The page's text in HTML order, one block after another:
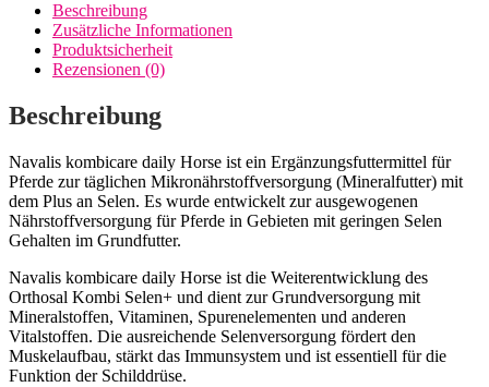
Beschreibung
Zusätzliche Informationen
Produktsicherheit
Rezensionen (0)
Beschreibung
Navalis kombicare daily Horse ist ein Ergänzungsfuttermittel für
Pferde zur täglichen Mikronährstoffversorgung (Mineralfutter) mit
dem Plus an Selen. Es wurde entwickelt zur ausgewogenen
Nährstoffversorgung für Pferde in Gebieten mit geringen Selen
Gehalten im Grundfutter.
Navalis kombicare daily Horse ist die Weiterentwicklung des
Orthosal Kombi Selen+ und dient zur Grundversorgung mit
Mineralstoffen, Vitaminen, Spurenelementen und anderen
Vitalstoffen. Die ausreichende Selenversorgung fördert den
Muskelaufbau, stärkt das Immunsystem und ist essentiell für die
Funktion der Schilddrüse.